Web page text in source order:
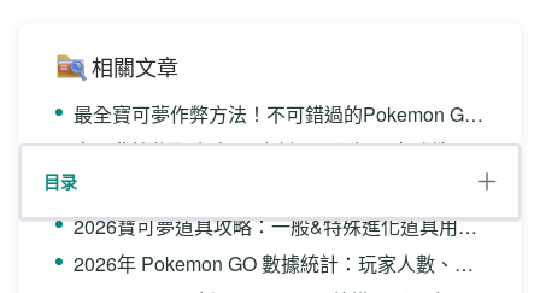
目录
相關文章
最全寶可夢作弊方法！不可錯過的Pokemon GO技巧！
寶可夢快龍全攻略, 內含剋星、配招、實戰教學及補抓方法
Pokemon GO超級烈空座團戰回歸！IV100、配招、剋星全攻略！
2026寶可夢道具攻略：一般&特殊進化道具用途及取得方式
2026年 Pokemon GO 數據統計：玩家人數、下載量、營收、熱度趨勢